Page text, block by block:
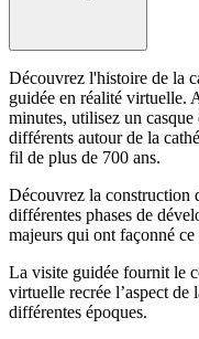
Découvrez l'histoire de la
guidée en réalité virtuelle.
minutes, utilisez un
différents autour de la
fil de plus de 700 ans.
Découvrez la construction
différentes phases de
majeurs qui ont façonné ce
La visite guidée fournit le
virtuelle recrée l’aspect de
différentes époques.